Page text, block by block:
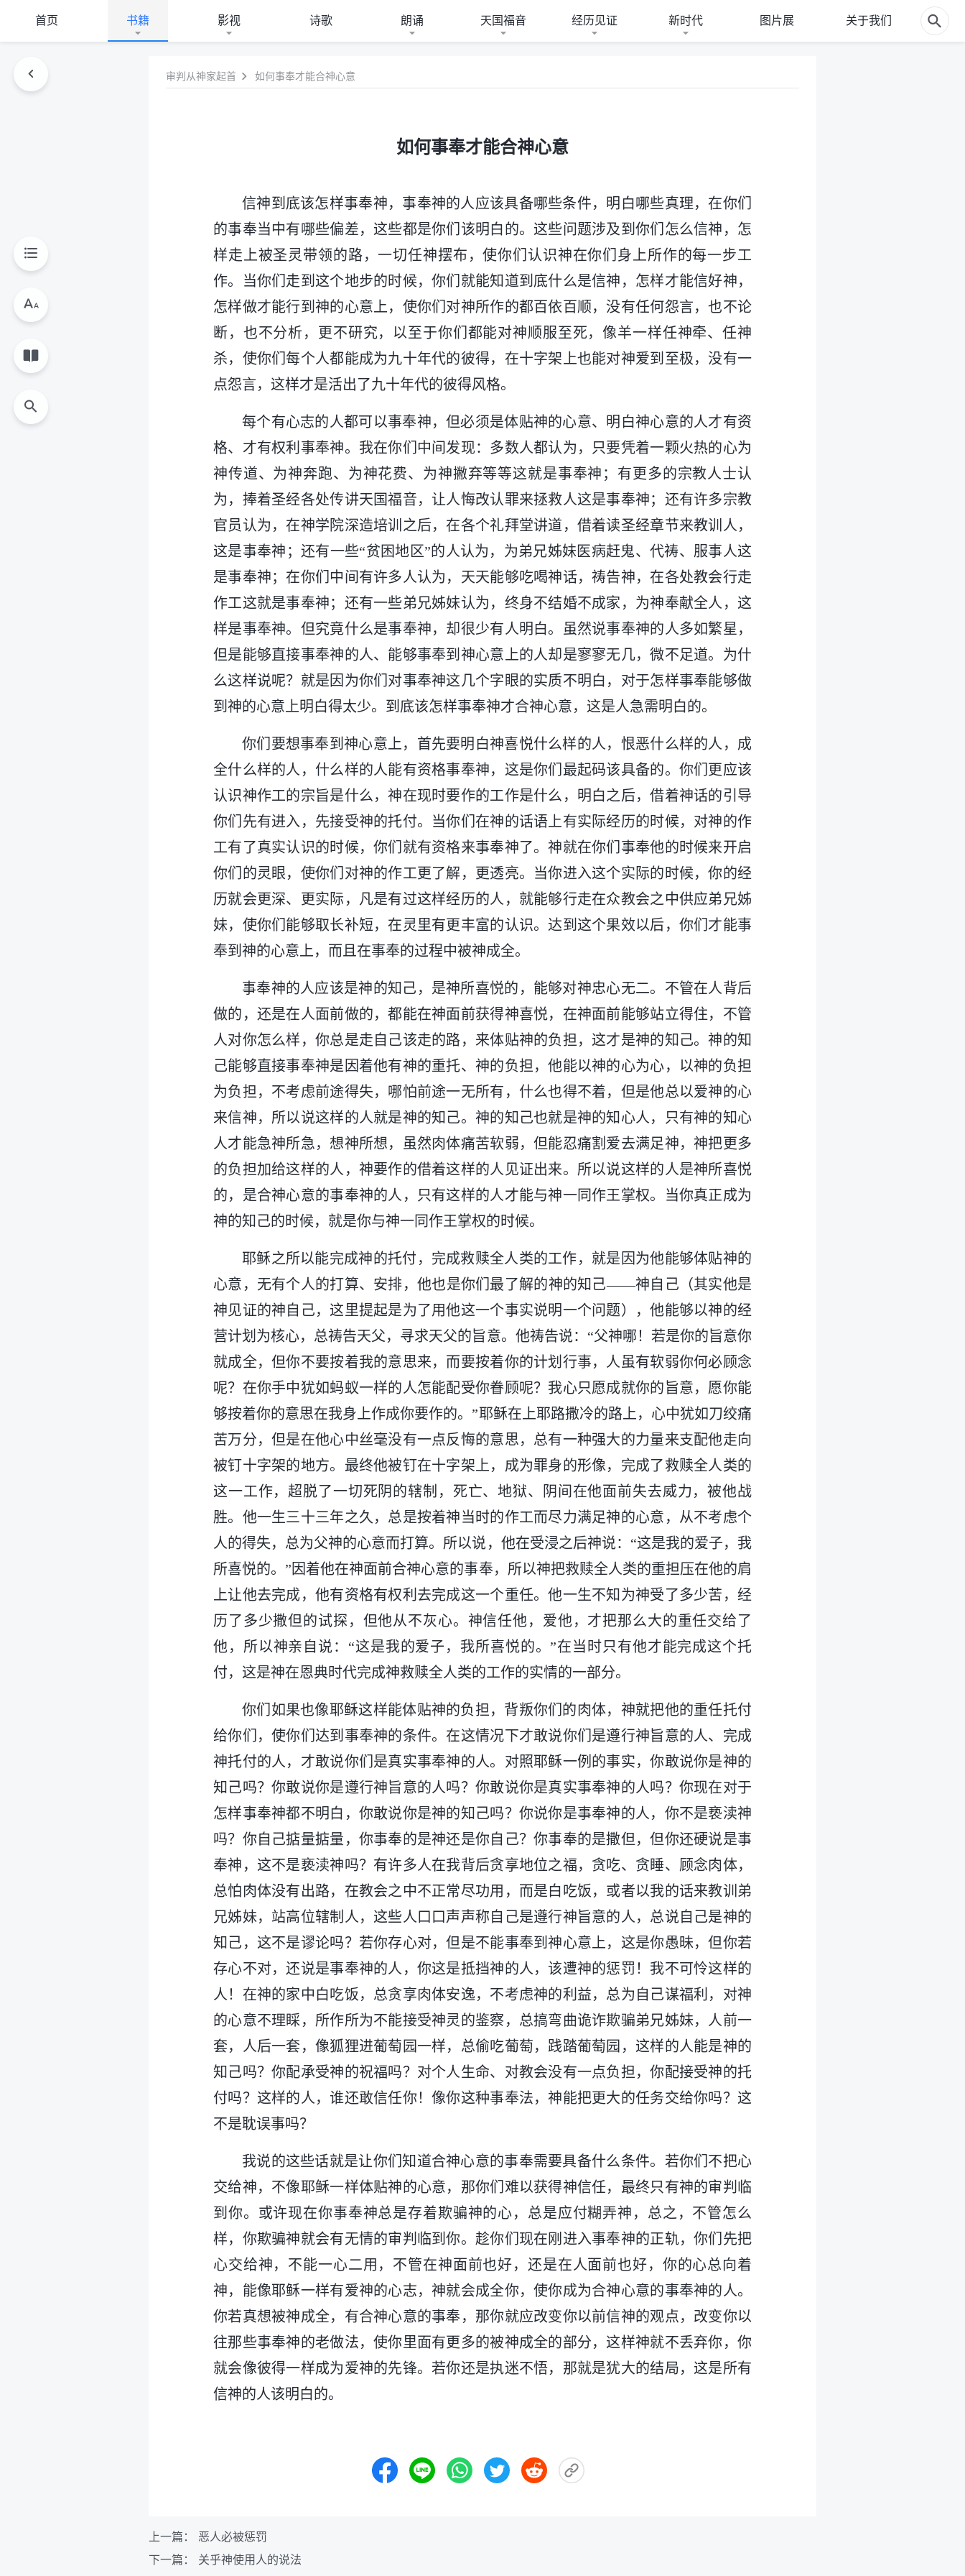
首页 书籍 影视 诗歌 朗诵 天国福音 经历见证 新时代 图片展 关于我们
审判从神家起首 如何事奉才能合神心意
如何事奉才能合神心意
信神到底该怎样事奉神，事奉神的人应该具备哪些条件，明白哪些真理，在你们
的事奉当中有哪些偏差，这些都是你们该明白的。这些问题涉及到你们怎么信神，怎
样走上被圣灵带领的路，一切任神摆布，使你们认识神在你们身上所作的每一步工
作。当你们走到这个地步的时候，你们就能知道到底什么是信神，怎样才能信好神，
怎样做才能行到神的心意上，使你们对神所作的都百依百顺，没有任何怨言，也不论
断，也不分析，更不研究，以至于你们都能对神顺服至死，像羊一样任神牵、任神
杀，使你们每个人都能成为九十年代的彼得，在十字架上也能对神爱到至极，没有一
点怨言，这样才是活出了九十年代的彼得风格。
每个有心志的人都可以事奉神，但必须是体贴神的心意、明白神心意的人才有资
格、才有权利事奉神。我在你们中间发现：多数人都认为，只要凭着一颗火热的心为
神传道、为神奔跑、为神花费、为神撇弃等等这就是事奉神；有更多的宗教人士认
为，捧着圣经各处传讲天国福音，让人悔改认罪来拯救人这是事奉神；还有许多宗教
官员认为，在神学院深造培训之后，在各个礼拜堂讲道，借着读圣经章节来教训人，
这是事奉神；还有一些“贫困地区”的人认为，为弟兄姊妹医病赶鬼、代祷、服事人这
是事奉神；在你们中间有许多人认为，天天能够吃喝神话，祷告神，在各处教会行走
作工这就是事奉神；还有一些弟兄姊妹认为，终身不结婚不成家，为神奉献全人，这
样是事奉神。但究竟什么是事奉神，却很少有人明白。虽然说事奉神的人多如繁星，
但是能够直接事奉神的人、能够事奉到神心意上的人却是寥寥无几，微不足道。为什
么这样说呢？就是因为你们对事奉神这几个字眼的实质不明白，对于怎样事奉能够做
到神的心意上明白得太少。到底该怎样事奉神才合神心意，这是人急需明白的。
你们要想事奉到神心意上，首先要明白神喜悦什么样的人，恨恶什么样的人，成
全什么样的人，什么样的人能有资格事奉神，这是你们最起码该具备的。你们更应该
认识神作工的宗旨是什么，神在现时要作的工作是什么，明白之后，借着神话的引导
你们先有进入，先接受神的托付。当你们在神的话语上有实际经历的时候，对神的作
工有了真实认识的时候，你们就有资格来事奉神了。神就在你们事奉他的时候来开启
你们的灵眼，使你们对神的作工更了解，更透亮。当你进入这个实际的时候，你的经
历就会更深、更实际，凡是有过这样经历的人，就能够行走在众教会之中供应弟兄姊
妹，使你们能够取长补短，在灵里有更丰富的认识。达到这个果效以后，你们才能事
奉到神的心意上，而且在事奉的过程中被神成全。
事奉神的人应该是神的知己，是神所喜悦的，能够对神忠心无二。不管在人背后
做的，还是在人面前做的，都能在神面前获得神喜悦，在神面前能够站立得住，不管
人对你怎么样，你总是走自己该走的路，来体贴神的负担，这才是神的知己。神的知
己能够直接事奉神是因着他有神的重托、神的负担，他能以神的心为心，以神的负担
为负担，不考虑前途得失，哪怕前途一无所有，什么也得不着，但是他总以爱神的心
来信神，所以说这样的人就是神的知己。神的知己也就是神的知心人，只有神的知心
人才能急神所急，想神所想，虽然肉体痛苦软弱，但能忍痛割爱去满足神，神把更多
的负担加给这样的人，神要作的借着这样的人见证出来。所以说这样的人是神所喜悦
的，是合神心意的事奉神的人，只有这样的人才能与神一同作王掌权。当你真正成为
神的知己的时候，就是你与神一同作王掌权的时候。
耶稣之所以能完成神的托付，完成救赎全人类的工作，就是因为他能够体贴神的
心意，无有个人的打算、安排，他也是你们最了解的神的知己——神自己（其实他是
神见证的神自己，这里提起是为了用他这一个事实说明一个问题），他能够以神的经
营计划为核心，总祷告天父，寻求天父的旨意。他祷告说：“父神哪！若是你的旨意你
就成全，但你不要按着我的意思来，而要按着你的计划行事，人虽有软弱你何必顾念
呢？在你手中犹如蚂蚁一样的人怎能配受你眷顾呢？我心只愿成就你的旨意，愿你能
够按着你的意思在我身上作成你要作的。”耶稣在上耶路撒冷的路上，心中犹如刀绞痛
苦万分，但是在他心中丝毫没有一点反悔的意思，总有一种强大的力量来支配他走向
被钉十字架的地方。最终他被钉在十字架上，成为罪身的形像，完成了救赎全人类的
这一工作，超脱了一切死阴的辖制，死亡、地狱、阴间在他面前失去威力，被他战
胜。他一生三十三年之久，总是按着神当时的作工而尽力满足神的心意，从不考虑个
人的得失，总为父神的心意而打算。所以说，他在受浸之后神说：“这是我的爱子，我
所喜悦的。”因着他在神面前合神心意的事奉，所以神把救赎全人类的重担压在他的肩
上让他去完成，他有资格有权利去完成这一个重任。他一生不知为神受了多少苦，经
历了多少撒但的试探，但他从不灰心。神信任他，爱他，才把那么大的重任交给了
他，所以神亲自说：“这是我的爱子，我所喜悦的。”在当时只有他才能完成这个托
付，这是神在恩典时代完成神救赎全人类的工作的实情的一部分。
你们如果也像耶稣这样能体贴神的负担，背叛你们的肉体，神就把他的重任托付
给你们，使你们达到事奉神的条件。在这情况下才敢说你们是遵行神旨意的人、完成
神托付的人，才敢说你们是真实事奉神的人。对照耶稣一例的事实，你敢说你是神的
知己吗？你敢说你是遵行神旨意的人吗？你敢说你是真实事奉神的人吗？你现在对于
怎样事奉神都不明白，你敢说你是神的知己吗？你说你是事奉神的人，你不是亵渎神
吗？你自己掂量掂量，你事奉的是神还是你自己？你事奉的是撒但，但你还硬说是事
奉神，这不是亵渎神吗？有许多人在我背后贪享地位之福，贪吃、贪睡、顾念肉体，
总怕肉体没有出路，在教会之中不正常尽功用，而是白吃饭，或者以我的话来教训弟
兄姊妹，站高位辖制人，这些人口口声声称自己是遵行神旨意的人，总说自己是神的
知己，这不是谬论吗？若你存心对，但是不能事奉到神心意上，这是你愚昧，但你若
存心不对，还说是事奉神的人，你这是抵挡神的人，该遭神的惩罚！我不可怜这样的
人！在神的家中白吃饭，总贪享肉体安逸，不考虑神的利益，总为自己谋福利，对神
的心意不理睬，所作所为不能接受神灵的鉴察，总搞弯曲诡诈欺骗弟兄姊妹，人前一
套，人后一套，像狐狸进葡萄园一样，总偷吃葡萄，践踏葡萄园，这样的人能是神的
知己吗？你配承受神的祝福吗？对个人生命、对教会没有一点负担，你配接受神的托
付吗？这样的人，谁还敢信任你！像你这种事奉法，神能把更大的任务交给你吗？这
不是耽误事吗？
我说的这些话就是让你们知道合神心意的事奉需要具备什么条件。若你们不把心
交给神，不像耶稣一样体贴神的心意，那你们难以获得神信任，最终只有神的审判临
到你。或许现在你事奉神总是存着欺骗神的心，总是应付糊弄神，总之，不管怎么
样，你欺骗神就会有无情的审判临到你。趁你们现在刚进入事奉神的正轨，你们先把
心交给神，不能一心二用，不管在神面前也好，还是在人面前也好，你的心总向着
神，能像耶稣一样有爱神的心志，神就会成全你，使你成为合神心意的事奉神的人。
你若真想被神成全，有合神心意的事奉，那你就应改变你以前信神的观点，改变你以
往那些事奉神的老做法，使你里面有更多的被神成全的部分，这样神就不丢弃你，你
就会像彼得一样成为爱神的先锋。若你还是执迷不悟，那就是犹大的结局，这是所有
信神的人该明白的。
上一篇： 恶人必被惩罚
下一篇： 关乎神使用人的说法